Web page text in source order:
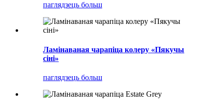
паглядзець больш
Ламінаваная чарапіца колеру «Пякучы
сіні»
паглядзець больш